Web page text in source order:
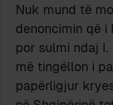
Nuk mund të
denoncimin që
por sulmi ndaj
më tingëllon i
papërligjur